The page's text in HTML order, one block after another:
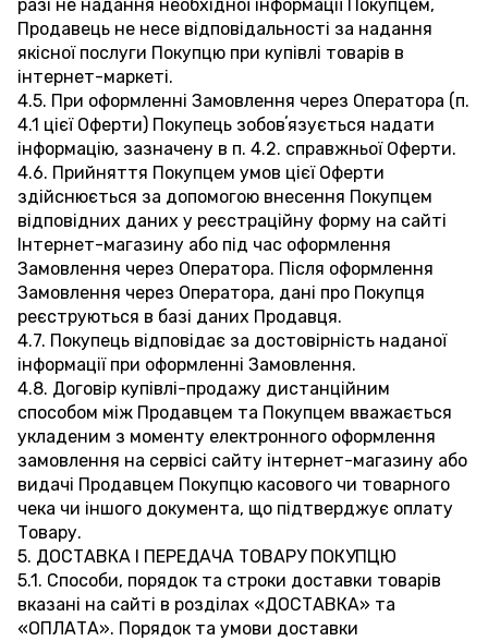
разі не надання необхідної інформації Покупцем,
Продавець не несе відповідальності за надання
якісної послуги Покупцю при купівлі товарів в
інтернет-маркеті.
4.5. При оформленні Замовлення через Оператора (п.
4.1 цієї Оферти) Покупець зобовʼязується надати
інформацію, зазначену в п. 4.2. справжньої Оферти.
4.6. Прийняття Покупцем умов цієї Оферти
здійснюється за допомогою внесення Покупцем
відповідних даних у реєстраційну форму на сайті
Інтернет-магазину або під час оформлення
Замовлення через Оператора. Після оформлення
Замовлення через Оператора, дані про Покупця
реєструються в базі даних Продавця.
4.7. Покупець відповідає за достовірність наданої
інформації при оформленні Замовлення.
4.8. Договір купівлі-продажу дистанційним
способом між Продавцем та Покупцем вважається
укладеним з моменту електронного оформлення
замовлення на сервісі сайту інтернет-магазину або
видачі Продавцем Покупцю касового чи товарного
чека чи іншого документа, що підтверджує оплату
Товару.
5. ДОСТАВКА І ПЕРЕДАЧА ТОВАРУ ПОКУПЦЮ
5.1. Способи, порядок та строки доставки товарів
вказані на сайті в розділах «ДОСТАВКА» та
«ОПЛАТА». Порядок та умови доставки